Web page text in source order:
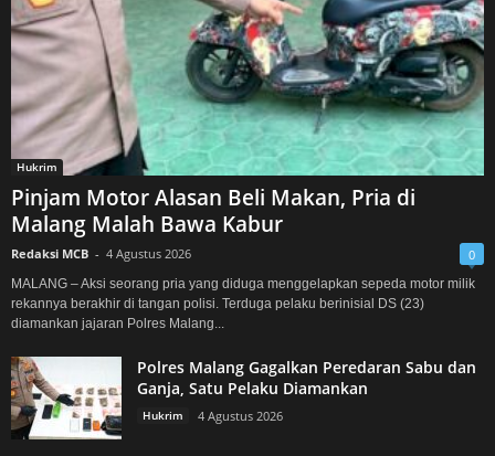
Hukrim
Pinjam Motor Alasan Beli Makan, Pria di
Malang Malah Bawa Kabur
Redaksi MCB - 4 Agustus 2026 0
MALANG – Aksi seorang pria yang diduga menggelapkan sepeda motor milik
rekannya berakhir di tangan polisi. Terduga pelaku berinisial DS (23)
diamankan jajaran Polres Malang...
Polres Malang Gagalkan Peredaran Sabu dan
Ganja, Satu Pelaku Diamankan
Hukrim 4 Agustus 2026